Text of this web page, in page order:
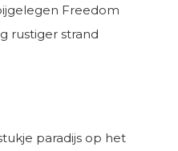
Freedom
rustiger strand
paradijs op het